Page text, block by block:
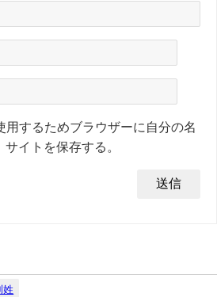
用するためブラウザーに自分の名
イトを保存する。
姓